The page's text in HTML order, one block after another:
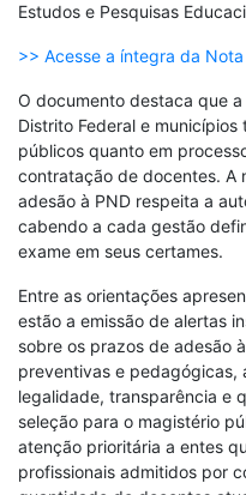
Estudos e Pesquisas
>> Acesse a íntegra da
O documento destaca que
Distrito Federal e
públicos quanto em
contratação de docentes. A
adesão à PND respeita a
cabendo a cada gestão
exame em seus certames.
Entre as orientações
estão a emissão de alertas
sobre os prazos de adesão
preventivas e pedagógicas,
legalidade, transparência e
seleção para o magistério
atenção prioritária a entes
profissionais admitidos por